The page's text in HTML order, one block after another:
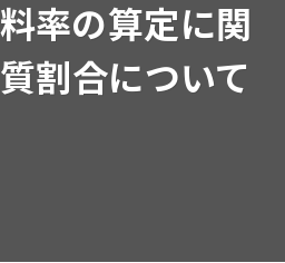
率の算定に関
割合について